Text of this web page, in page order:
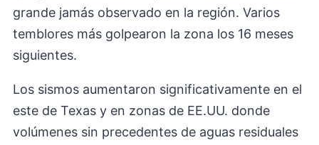
grande jamás observado en la región. Varios
temblores más golpearon la zona los 16 meses
siguientes.
Los sismos aumentaron significativamente en el
este de Texas y en zonas de EE.UU. donde
volúmenes sin precedentes de aguas residuales